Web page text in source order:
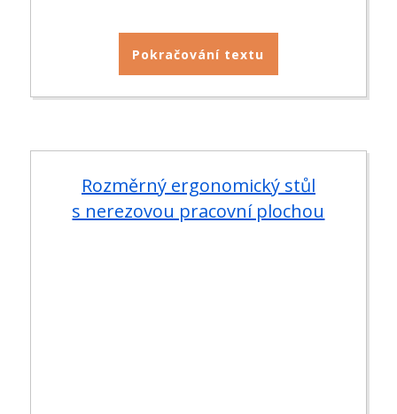
Pokračování textu
Rozměrný ergonomický stůl
s nerezovou pracovní plochou